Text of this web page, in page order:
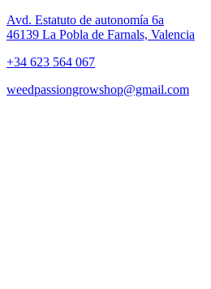
Avd. Estatuto de autonomía 6a
46139 La Pobla de Farnals, Valencia
+34 623 564 067
weedpassiongrowshop@gmail.com